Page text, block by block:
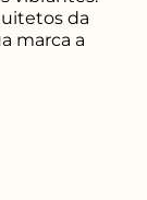
da
marca a